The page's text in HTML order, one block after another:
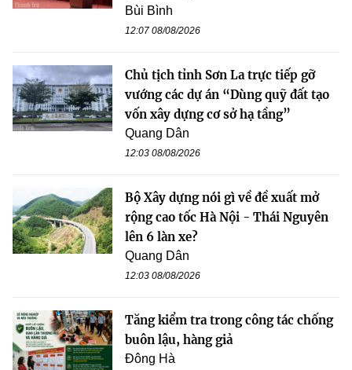
Bùi Bình
12:07 08/08/2026
Chủ tịch tỉnh Sơn La trực tiếp gỡ
vướng các dự án “Dùng quỹ đất tạo
vốn xây dựng cơ sở hạ tầng”
Quang Dân
12:03 08/08/2026
Bộ Xây dựng nói gì về đề xuất mở
rộng cao tốc Hà Nội - Thái Nguyên
lên 6 làn xe?
Quang Dân
12:03 08/08/2026
Tăng kiểm tra trong công tác chống
buôn lậu, hàng giả
Đông Hà